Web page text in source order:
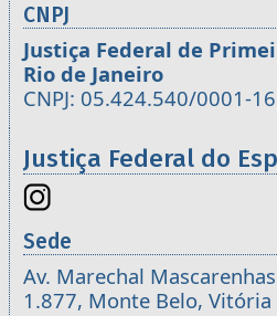
CNPJ
Justiça Federal de
Rio de Janeiro
CNPJ: 05.424.540/0001-16
Justiça Federal do
Sede
Av. Marechal
1.877, Monte Belo, Vitória